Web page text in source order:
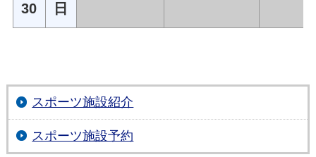
30 日
スポーツ施設紹介
スポーツ施設予約